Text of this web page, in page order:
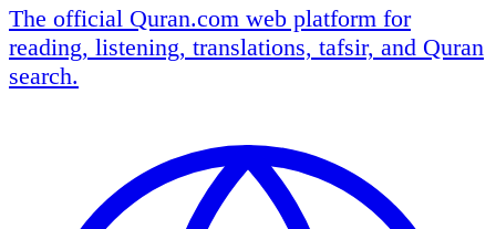
The official Quran.com web platform for
reading, listening, translations, tafsir, and Quran
search.